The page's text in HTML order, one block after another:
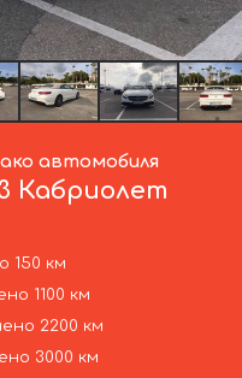
автомобиля
Кабриолет
150 км
1100 км
2200 км
3000 км